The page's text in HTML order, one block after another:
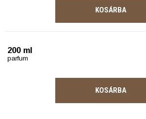
KOSÁRBA
200 ml
parfum
KOSÁRBA